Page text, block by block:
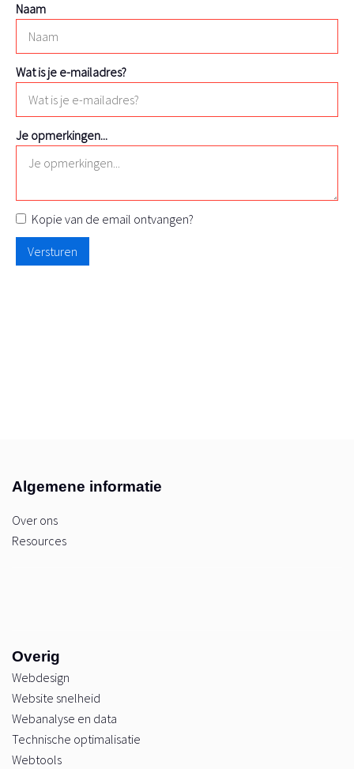
Naam
Wat is je e-mailadres?
Je opmerkingen...
Kopie van de email ontvangen?
Algemene informatie
Over ons
Resources
Overig
Webdesign
Website snelheid
Webanalyse en data
Technische optimalisatie
Webtools